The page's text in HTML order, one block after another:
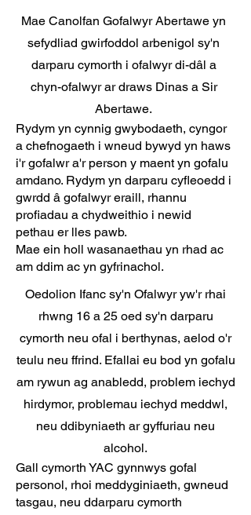
Mae Canolfan Gofalwyr Abertawe yn
sefydliad gwirfoddol arbenigol sy'n
darparu cymorth i ofalwyr di-dâl a
chyn-ofalwyr ar draws Dinas a Sir
Abertawe.
Rydym yn cynnig gwybodaeth, cyngor
a chefnogaeth i wneud bywyd yn haws
i'r gofalwr a'r person y maent yn gofalu
amdano. Rydym yn darparu cyfleoedd i
gwrdd â gofalwyr eraill, rhannu
profiadau a chydweithio i newid
pethau er lles pawb.
Mae ein holl wasanaethau yn rhad ac
am ddim ac yn gyfrinachol.
Oedolion Ifanc sy'n Ofalwyr yw'r rhai
rhwng 16 a 25 oed sy'n darparu
cymorth neu ofal i berthynas, aelod o'r
teulu neu ffrind. Efallai eu bod yn gofalu
am rywun ag anabledd, problem iechyd
hirdymor, problemau iechyd meddwl,
neu ddibyniaeth ar gyffuriau neu
alcohol.
Gall cymorth YAC gynnwys gofal
personol, rhoi meddyginiaeth, gwneud
tasgau, neu ddarparu cymorth